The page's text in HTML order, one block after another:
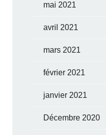
mai 2021
avril 2021
mars 2021
février 2021
janvier 2021
Décembre 2020